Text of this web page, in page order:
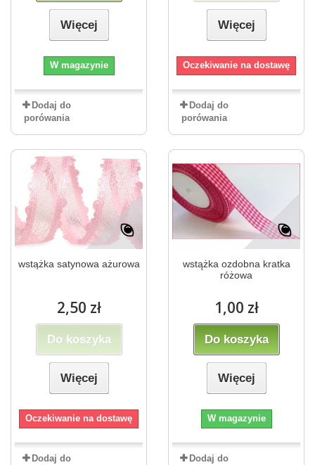
Więcej
W magazynie
Dodaj do
porówania
Więcej
Oczekiwanie na dostawę
Dodaj do
porówania
wstążka satynowa ażurowa
2,50 zł
Do koszyka
Więcej
Oczekiwanie na dostawę
Dodaj do
wstążka ozdobna kratka
różowa
1,00 zł
Do koszyka
Więcej
W magazynie
Dodaj do